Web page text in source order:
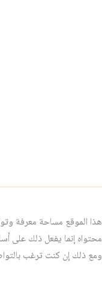
هذا الموقع مساحة معرفة
محتواه إنما يفعل ذلك على
ومع ذلك إن كنت ترغب